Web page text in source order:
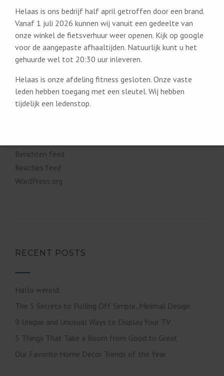
slider
video
META
Berichten feed
Reacties feed
WordPress.org
RECENT POSTS
Hallo wereld.
The 5 Secrets to Pulling Off Simple, Minimal Design
9 Unique and Unusual Ways to Display Your TV
5 Things That Take a Room from Good to Great
Our Favorite Home Decor Trends of the Year
Helaas is ons bedrijf half april getroffen door een brand.
Vanaf 1 juli 2026 kunnen wij vanuit een gedeelte van
onze winkel de fietsverhuur weer openen. Kijk op google
voor de aangepaste afhaaltijden. Natuurlijk kunt u het
gehuurde wel tot 20:30 uur inleveren.
Helaas is onze afdeling fitness gesloten. Onze vaste
leden hebben toegang met een sleutel. Wij hebben
tijdelijk een ledenstop.